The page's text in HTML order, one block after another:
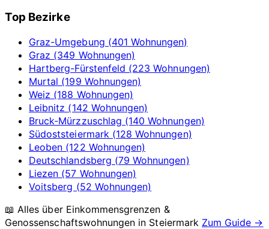
Top Bezirke
Graz-Umgebung (401 Wohnungen)
Graz (349 Wohnungen)
Hartberg-Fürstenfeld (223 Wohnungen)
Murtal (199 Wohnungen)
Weiz (188 Wohnungen)
Leibnitz (142 Wohnungen)
Bruck-Mürzzuschlag (140 Wohnungen)
Südoststeiermark (128 Wohnungen)
Leoben (122 Wohnungen)
Deutschlandsberg (79 Wohnungen)
Liezen (57 Wohnungen)
Voitsberg (52 Wohnungen)
📖 Alles über Einkommensgrenzen &
Genossenschaftswohnungen in Steiermark Zum Guide →